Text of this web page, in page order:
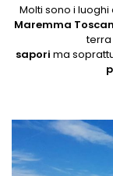
Molti sono i
Maremma
sapori ma